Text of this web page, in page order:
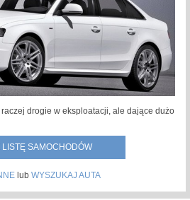
drogie w eksploatacji, ale dające dużo
LISTĘ SAMOCHODÓW
lub WYSZUKAJ AUTA